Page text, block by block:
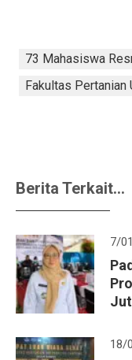
73 Mahasiswa
Fakultas Pertanian
Berita Terkait...
7/
18/